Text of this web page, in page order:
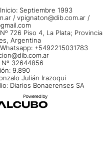
Septiembre 1993
/ vpignaton@dib.com.ar /
726 Piso 4, La Plata; Provincia
Argentina
+5492215031783
32644856
9.890
Julián Irazoqui
Diarios Bonaerenses SA